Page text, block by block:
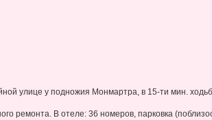
улице у подножия Монмартра, в 15-ти мин.
ремонта. В отеле: 36 номеров, парковка